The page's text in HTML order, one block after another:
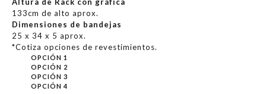
133cm de alto aprox.
Dimensiones de bandejas
25 x 34 x 5 aprox.
*Cotiza opciones de revestimientos.
OPCIÓN 1
OPCIÓN 2
OPCIÓN 3
OPCIÓN 4